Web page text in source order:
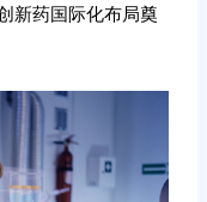
新药国际化布局奠